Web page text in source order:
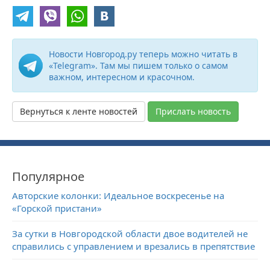
Новости Новгород.ру теперь можно читать в
«Telegram». Там мы пишем только о самом
важном, интересном и красочном.
Вернуться к ленте новостей Прислать новость
Популярное
Авторские колонки: Идеальное воскресенье на
«Горской пристани»
За сутки в Новгородской области двое водителей не
справились с управлением и врезались в препятствие